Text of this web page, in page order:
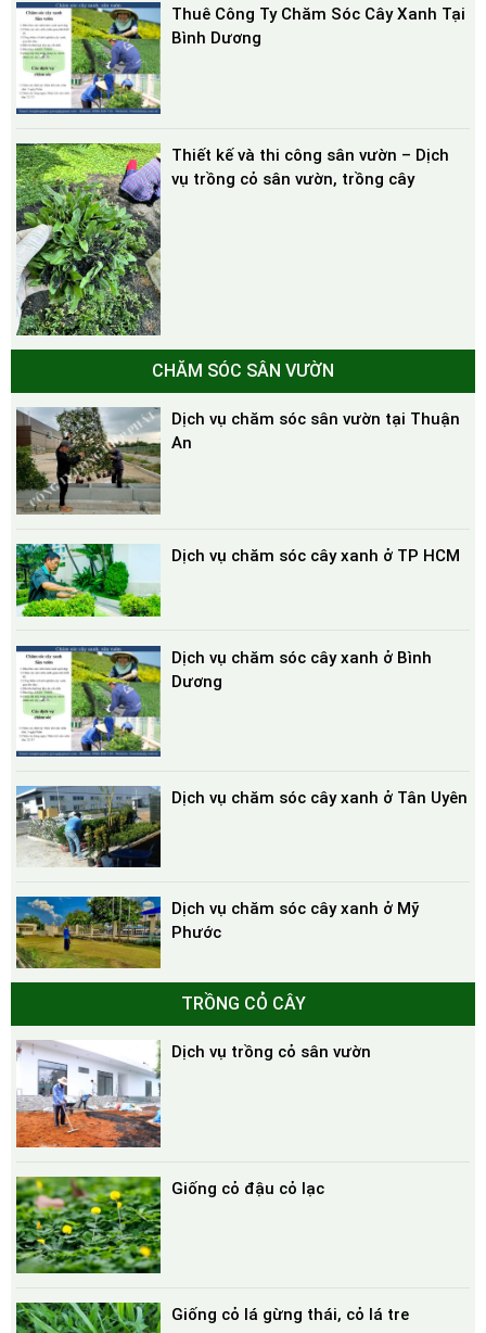
Thuê Công Ty Chăm Sóc Cây Xanh Tại
Bình Dương
Thiết kế và thi công sân vườn – Dịch
vụ trồng cỏ sân vườn, trồng cây
CHĂM SÓC SÂN VƯỜN
Dịch vụ chăm sóc sân vườn tại Thuận
An
Dịch vụ chăm sóc cây xanh ở TP HCM
Dịch vụ chăm sóc cây xanh ở Bình
Dương
Dịch vụ chăm sóc cây xanh ở Tân Uyên
Dịch vụ chăm sóc cây xanh ở Mỹ
Phước
TRỒNG CỎ CÂY
Dịch vụ trồng cỏ sân vườn
Giống cỏ đậu cỏ lạc
Giống cỏ lá gừng thái, cỏ lá tre